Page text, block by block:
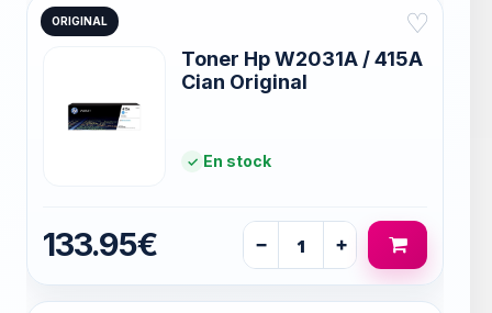
ORIGINAL ♡
Toner Hp W2031A / 415A
Cian Original
En stock
133.95€ − +